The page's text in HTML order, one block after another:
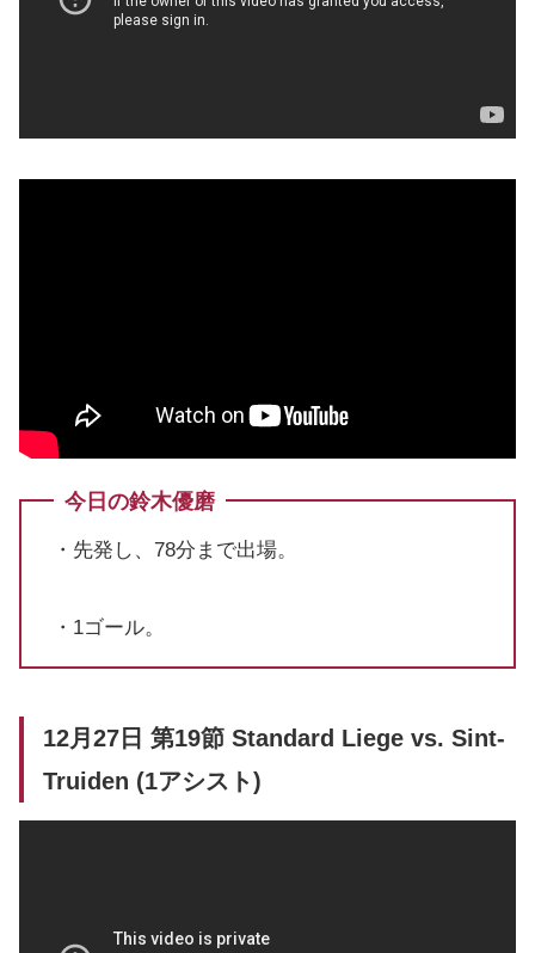
今日の鈴木優磨
・先発し、78分まで出場。
・1ゴール。
12月27日 第19節 Standard Liege vs. Sint-
Truiden (1アシスト)